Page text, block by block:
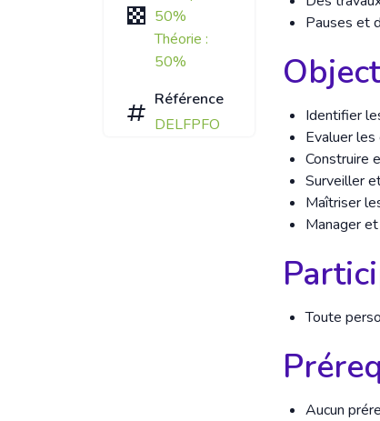
50%
Théorie :
50%
Référence
DELFPFO
Pauses et
Identifier
Evaluer
Construire
Surveiller
Maîtriser
Manager
Toute
Aucun